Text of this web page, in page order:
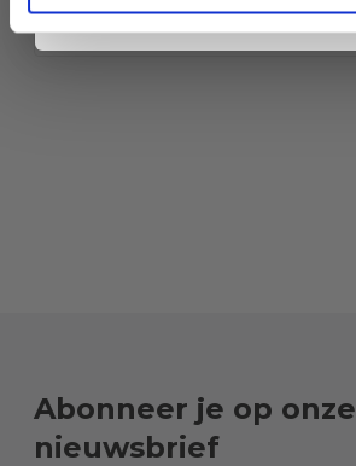
Abonneer je op onze
nieuwsbrief